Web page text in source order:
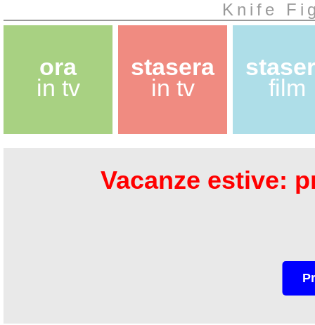
Knife
ora
in tv
stasera
in tv
film
Vacanze estive: